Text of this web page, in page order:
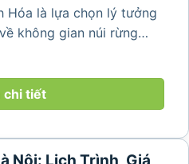
Hóa là lựa chọn lý tưởng
không gian núi rừng
xanh mướt và những
chi tiết